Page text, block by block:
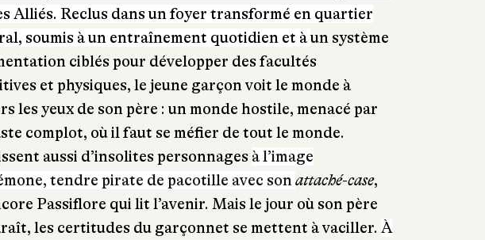
Alliés. Reclus dans un foyer transformé en quartier
soumis à un entraînement quotidien et àun système
ciblés pour développer des facultés
et physiques, le jeune garçon voit le monde à
les yeux de son père : un monde hostile, menacé par
complot, où il faut se méfier de tout le monde.
aussi d’insolites personnages à l’image
tendre pirate de pacotille avec sonattaché-case,
Passiflore qui lit l’avenir. Mais le jour où son père
les certitudes du garçonnet se mettent à vaciller. À